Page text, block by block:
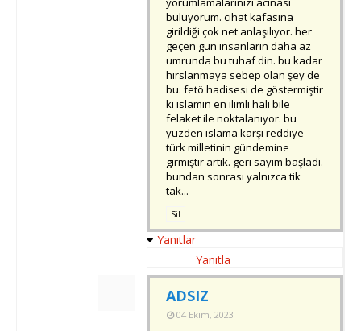
buluyorum. cihat kafasına
girildiği çok net anlaşılıyor. her
geçen gün insanların daha az
umrunda bu tuhaf din. bu kadar
hırslanmaya sebep olan şey de
bu. fetö hadisesi de göstermiştir
ki islamın en ılımlı hali bile
felaket ile noktalanıyor. bu
yüzden islama karşı reddiye
türk milletinin gündemine
girmiştir artık. geri sayım başladı.
bundan sonrası yalnızca tik
tak...
Sil
Yanıtlar
Yanıtla
ADSIZ
04 Ekim, 2023